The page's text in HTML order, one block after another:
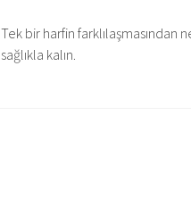
Tek bir harfin
sağlıkla kalın.